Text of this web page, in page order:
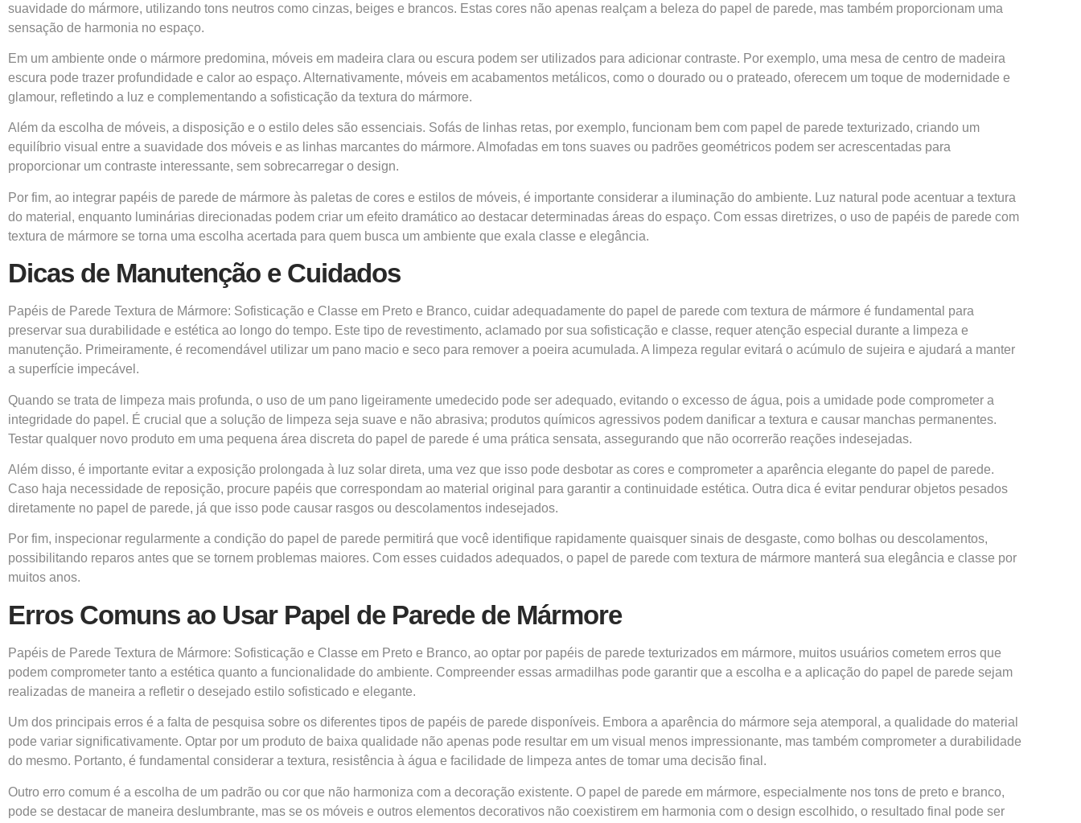
suavidade do mármore, utilizando tons neutros como cinzas, beiges e brancos. Estas cores não apenas realçam a beleza do papel de parede, mas também proporcionam uma
sensação de harmonia no espaço.
Em um ambiente onde o mármore predomina, móveis em madeira clara ou escura podem ser utilizados para adicionar contraste. Por exemplo, uma mesa de centro de madeira
escura pode trazer profundidade e calor ao espaço. Alternativamente, móveis em acabamentos metálicos, como o dourado ou o prateado, oferecem um toque de modernidade e
glamour, refletindo a luz e complementando a sofisticação da textura do mármore.
Além da escolha de móveis, a disposição e o estilo deles são essenciais. Sofás de linhas retas, por exemplo, funcionam bem com papel de parede texturizado, criando um
equilíbrio visual entre a suavidade dos móveis e as linhas marcantes do mármore. Almofadas em tons suaves ou padrões geométricos podem ser acrescentadas para
proporcionar um contraste interessante, sem sobrecarregar o design.
Por fim, ao integrar papéis de parede de mármore às paletas de cores e estilos de móveis, é importante considerar a iluminação do ambiente. Luz natural pode acentuar a textura
do material, enquanto luminárias direcionadas podem criar um efeito dramático ao destacar determinadas áreas do espaço. Com essas diretrizes, o uso de papéis de parede com
textura de mármore se torna uma escolha acertada para quem busca um ambiente que exala classe e elegância.
Dicas de Manutenção e Cuidados
Papéis de Parede Textura de Mármore: Sofisticação e Classe em Preto e Branco, cuidar adequadamente do papel de parede com textura de mármore é fundamental para
preservar sua durabilidade e estética ao longo do tempo. Este tipo de revestimento, aclamado por sua sofisticação e classe, requer atenção especial durante a limpeza e
manutenção. Primeiramente, é recomendável utilizar um pano macio e seco para remover a poeira acumulada. A limpeza regular evitará o acúmulo de sujeira e ajudará a manter
a superfície impecável.
Quando se trata de limpeza mais profunda, o uso de um pano ligeiramente umedecido pode ser adequado, evitando o excesso de água, pois a umidade pode comprometer a
integridade do papel. É crucial que a solução de limpeza seja suave e não abrasiva; produtos químicos agressivos podem danificar a textura e causar manchas permanentes.
Testar qualquer novo produto em uma pequena área discreta do papel de parede é uma prática sensata, assegurando que não ocorrerão reações indesejadas.
Além disso, é importante evitar a exposição prolongada à luz solar direta, uma vez que isso pode desbotar as cores e comprometer a aparência elegante do papel de parede.
Caso haja necessidade de reposição, procure papéis que correspondam ao material original para garantir a continuidade estética. Outra dica é evitar pendurar objetos pesados
diretamente no papel de parede, já que isso pode causar rasgos ou descolamentos indesejados.
Por fim, inspecionar regularmente a condição do papel de parede permitirá que você identifique rapidamente quaisquer sinais de desgaste, como bolhas ou descolamentos,
possibilitando reparos antes que se tornem problemas maiores. Com esses cuidados adequados, o papel de parede com textura de mármore manterá sua elegância e classe por
muitos anos.
Erros Comuns ao Usar Papel de Parede de Mármore
Papéis de Parede Textura de Mármore: Sofisticação e Classe em Preto e Branco, ao optar por papéis de parede texturizados em mármore, muitos usuários cometem erros que
podem comprometer tanto a estética quanto a funcionalidade do ambiente. Compreender essas armadilhas pode garantir que a escolha e a aplicação do papel de parede sejam
realizadas de maneira a refletir o desejado estilo sofisticado e elegante.
Um dos principais erros é a falta de pesquisa sobre os diferentes tipos de papéis de parede disponíveis. Embora a aparência do mármore seja atemporal, a qualidade do material
pode variar significativamente. Optar por um produto de baixa qualidade não apenas pode resultar em um visual menos impressionante, mas também comprometer a durabilidade
do mesmo. Portanto, é fundamental considerar a textura, resistência à água e facilidade de limpeza antes de tomar uma decisão final.
Outro erro comum é a escolha de um padrão ou cor que não harmoniza com a decoração existente. O papel de parede em mármore, especialmente nos tons de preto e branco,
pode se destacar de maneira deslumbrante, mas se os móveis e outros elementos decorativos não coexistirem em harmonia com o design escolhido, o resultado final pode ser